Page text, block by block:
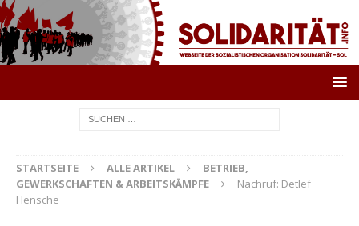
STARTSEITE ALLE ARTIKEL
BETRIEB,
GEWERKSCHAFTEN & ARBEITSKÄMPFE
Nachruf: Detlef
Hensche